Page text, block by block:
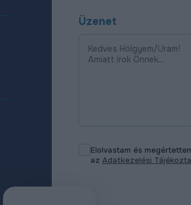
Üzenet
Elolvastam és
az Adatkezelési